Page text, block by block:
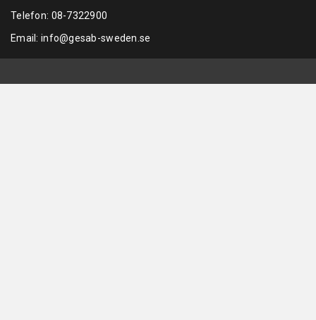
Telefon: 08-7322900
Email: info@gesab-sweden.se